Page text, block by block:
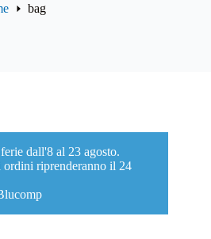
bag
dall'8 al 23 agosto.
riprenderanno il 24